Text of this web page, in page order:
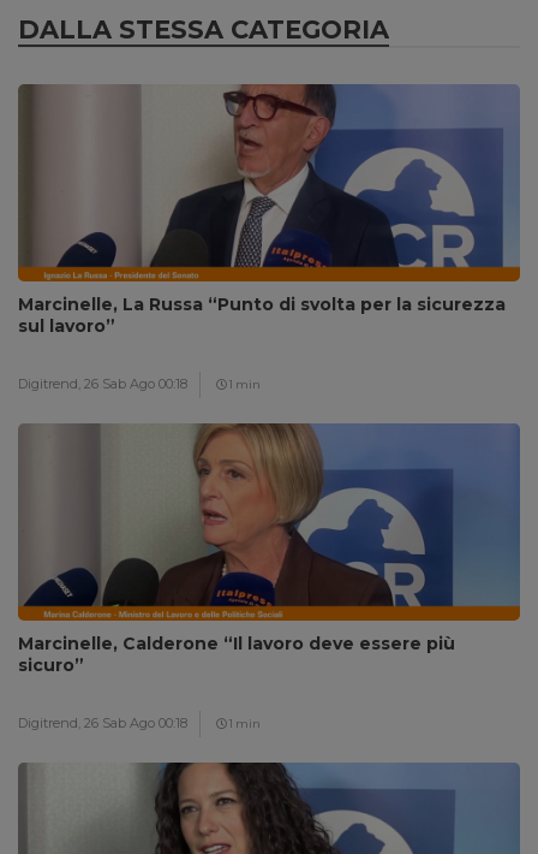
DALLA STESSA CATEGORIA
Marcinelle, La Russa “Punto di svolta per la sicurezza
sul lavoro”
Digitrend, 26 Sab Ago 00:18 1 min
Marcinelle, Calderone “Il lavoro deve essere più
sicuro”
Digitrend, 26 Sab Ago 00:18 1 min